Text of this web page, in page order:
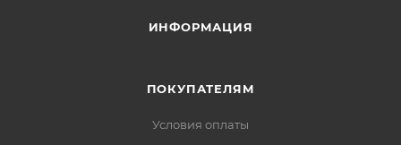
ИНФОРМАЦИЯ
ПОКУПАТЕЛЯМ
Условия оплаты